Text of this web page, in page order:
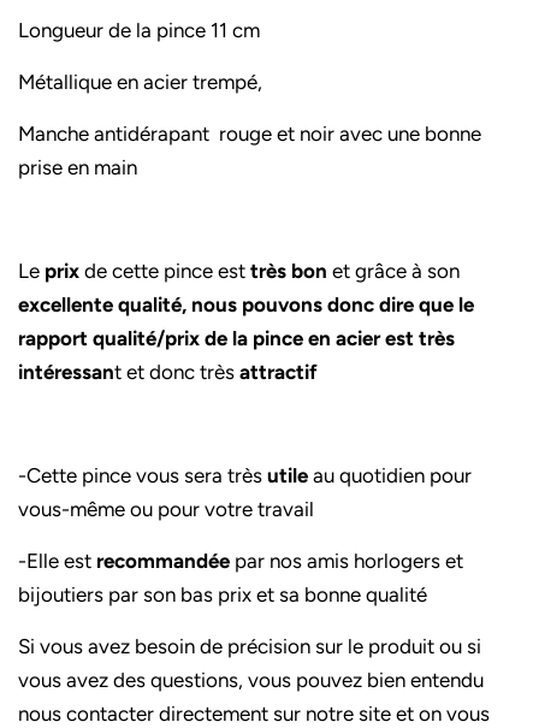
Longueur de la pince 11 cm
Métallique en acier trempé,
Manche antidérapant rouge et noir avec une bonne
prise en main
Le prix de cette pince est très bon et grâce à son
excellente qualité, nous pouvons donc dire que le
rapport qualité/prix de la pince en acier est très
intéressant et donc très attractif
-Cette pince vous sera très utile au quotidien pour
vous-même ou pour votre travail
-Elle est recommandée par nos amis horlogers et
bijoutiers par son bas prix et sa bonne qualité
Si vous avez besoin de précision sur le produit ou si
vous avez des questions, vous pouvez bien entendu
nous contacter directement sur notre site et on vous